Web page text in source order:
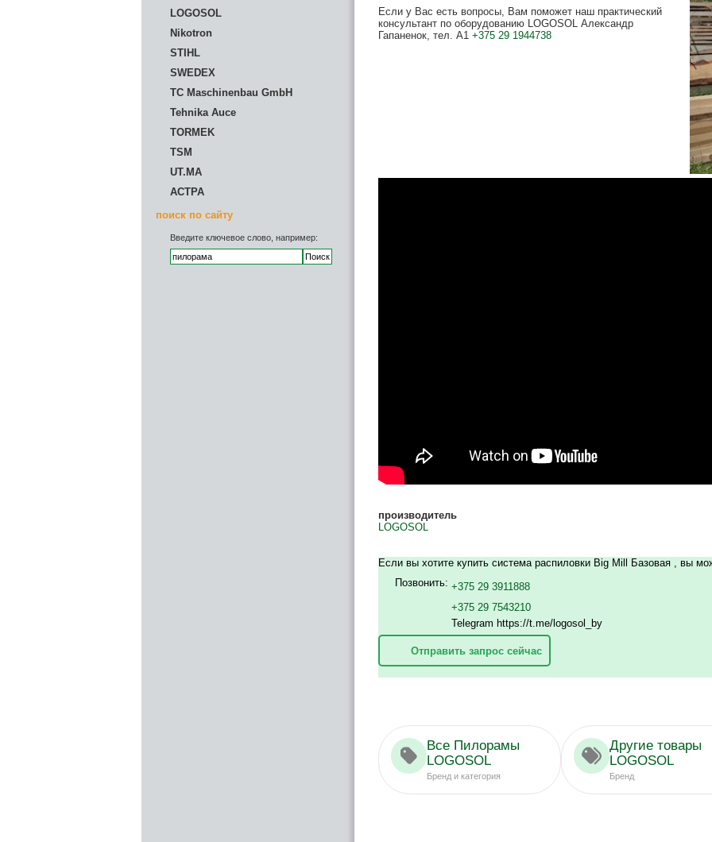
LOGOSOL
Nikotron
STIHL
SWEDEX
TC Maschinenbau GmbH
Tehnika Auce
TORMEK
TSM
UT.MA
АСТРА
поиск по сайту
Введите ключевое слово, например:
Если у Вас есть вопросы, Вам поможет наш практический
консультант по оборудованию LOGOSOL Александр
Гапаненок, тел. А1 +375 29 1944738
производитель
LOGOSOL
Если вы хотите купить система распиловки Big Mill Базовая , вы
Позвонить: +375 29 3911888
+375 29 7543210
Telegram https://t.me/logosol_by
Отправить запрос сейчас
Все Пилорамы
LOGOSOL
Бренд и категория
Другие товары
LOGOSOL
Бренд